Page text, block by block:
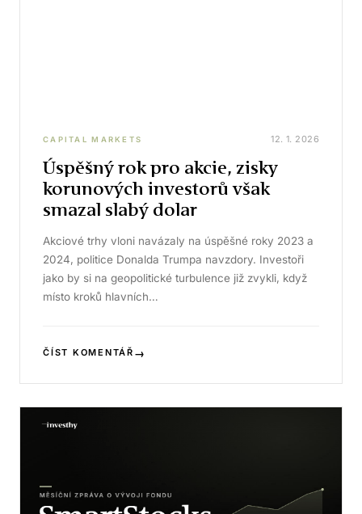
CAPITAL MARKETS 12. 1. 2026
Úspěšný rok pro akcie, zisky
korunových investorů však
smazal slabý dolar
Akciové trhy vloni navázaly na úspěšné roky 2023 a
2024, politice Donalda Trumpa navzdory. Investoři
jako by si na geopolitické turbulence již zvykli, když
místo kroků hlavních…
ČÍST KOMENTÁŘ →